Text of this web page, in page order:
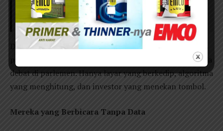
Mengembalikan Olahraga dari Politik
Organisasi kepada Martabat Atlet
Dan semua ini terjadi dalam keheningan. Tidak ada
pengumuman pers. Tidak ada konferensi pers. Tidak ada
debat di parlemen. Hanya layar yang berkedip, algoritma
yang menghitung, dan investor yang menekan tombol.
Mereka yang Berbicara Tanpa Data